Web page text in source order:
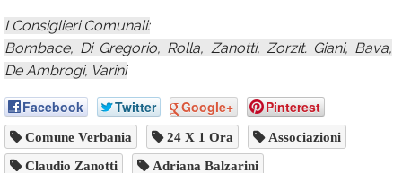
I Consiglieri Comunali:
Bombace, Di Gregorio, Rolla, Zanotti, Zorzit. Giani, Bava,
De Ambrogi, Varini
Facebook Twitter Google+ Pinterest
Comune Verbania 24 X 1 Ora Associazioni
Claudio Zanotti Adriana Balzarini